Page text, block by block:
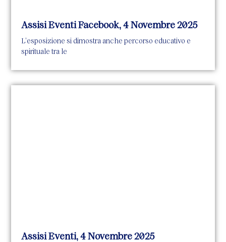
Assisi Eventi Facebook, 4 Novembre 2025
L’esposizione si dimostra anche percorso educativo e
spirituale tra le
Assisi Eventi, 4 Novembre 2025